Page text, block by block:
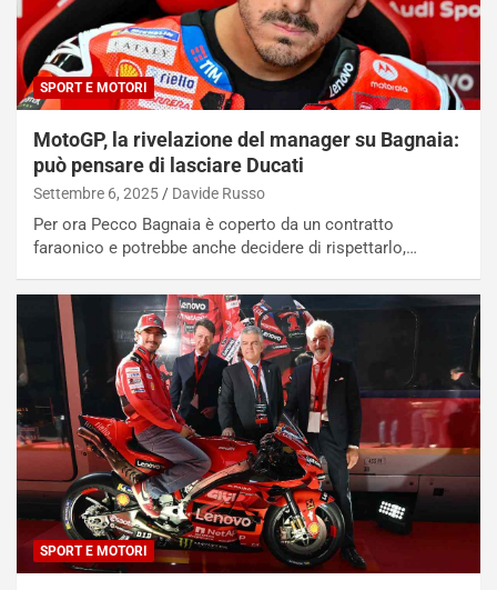
SPORT E MOTORI
MotoGP, la rivelazione del manager su Bagnaia:
può pensare di lasciare Ducati
Settembre 6, 2025 Davide Russo
Per ora Pecco Bagnaia è coperto da un contratto
faraonico e potrebbe anche decidere di rispettarlo,…
SPORT E MOTORI
o
d
a
u
n
S
U
V
E
e
t
f
i
c
a
t
o
N
o
n
P
a
F
I
A
S
m
e
n
s
e
C
o
r
s
a
N
o
t
t
u